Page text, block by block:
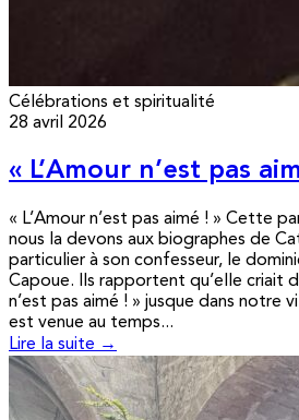
Célébrations et spiritualité
28 avril 2026
« L’Amour n’est pas
« L’Amour n’est pas aimé ! » Cette
nous la devons aux biographes de
particulier à son confesseur, le
Capoue. Ils rapportent qu’elle criait
n’est pas aimé ! » jusque dans notre
est venue au temps...
Lire la suite →